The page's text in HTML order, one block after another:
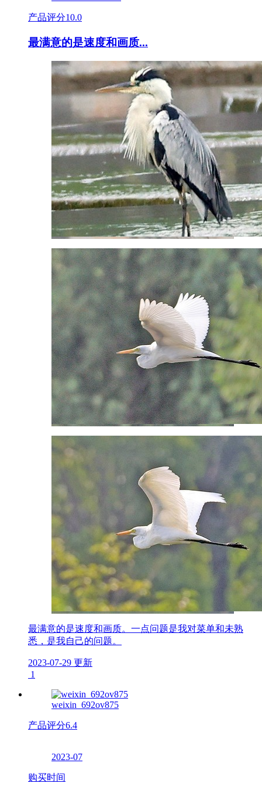
产品评分10.0
最满意的是速度和画质...
最满意的是速度和画质。一点问题是我对菜单和未熟
悉，是我自己的问题。
2023-07-29 更新
1
weixin_692ov875
产品评分6.4
2023-07
购买时间